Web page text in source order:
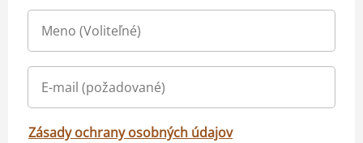
Zásady ochrany osobných údajov